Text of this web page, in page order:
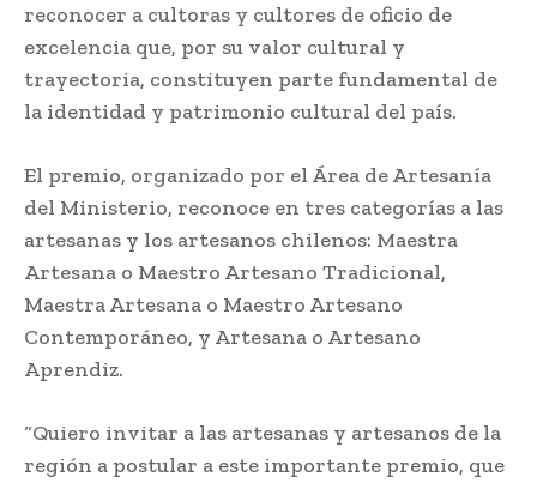
reconocer a cultoras y cultores de oficio de
excelencia que, por su valor cultural y
trayectoria, constituyen parte fundamental de
la identidad y patrimonio cultural del país.
El premio, organizado por el Área de Artesanía
del Ministerio, reconoce en tres categorías a las
artesanas y los artesanos chilenos: Maestra
Artesana o Maestro Artesano Tradicional,
Maestra Artesana o Maestro Artesano
Contemporáneo, y Artesana o Artesano
Aprendiz.
“Quiero invitar a las artesanas y artesanos de la
región a postular a este importante premio, que